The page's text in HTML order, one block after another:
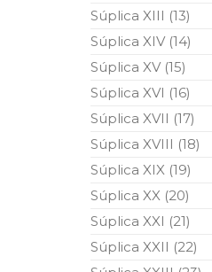
Súplica XIII (13)
Súplica XIV (14)
Súplica XV (15)
Súplica XVI (16)
Súplica XVII (17)
Súplica XVIII (18)
Súplica XIX (19)
Súplica XX (20)
Súplica XXI (21)
Súplica XXII (22)